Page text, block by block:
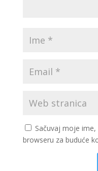
Sačuvaj moje
browseru za buduće